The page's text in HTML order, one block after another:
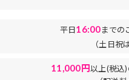
平日16:00までの
（土日祝
11,000円以上(税込